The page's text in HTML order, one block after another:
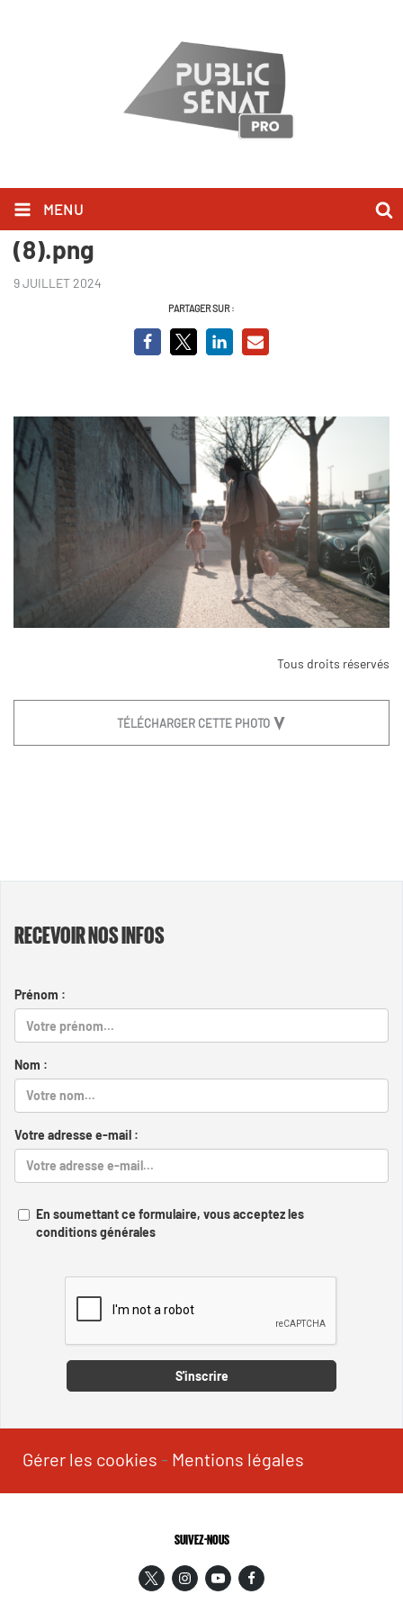
MENU
Championnes, mamans, et alors
(8).png
9 JUILLET 2024
PARTAGER SUR :
Tous droits réservés
TÉLÉCHARGER CETTE PHOTO
RECEVOIR NOS INFOS
Prénom :
Nom :
Votre adresse e-mail :
En soumettant ce formulaire, vous acceptez les
conditions générales
S'inscrire
Gérer les cookies - Mentions légales
SUIVEZ-NOUS